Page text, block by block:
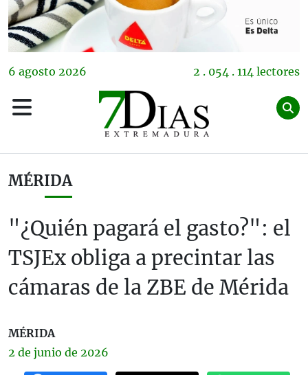
6 agosto 2026 2 . 054 . 114 lectores
MÉRIDA
"¿Quién pagará el gasto?": el
TSJEx obliga a precintar las
cámaras de la ZBE de Mérida
MÉRIDA
2 de junio de 2026